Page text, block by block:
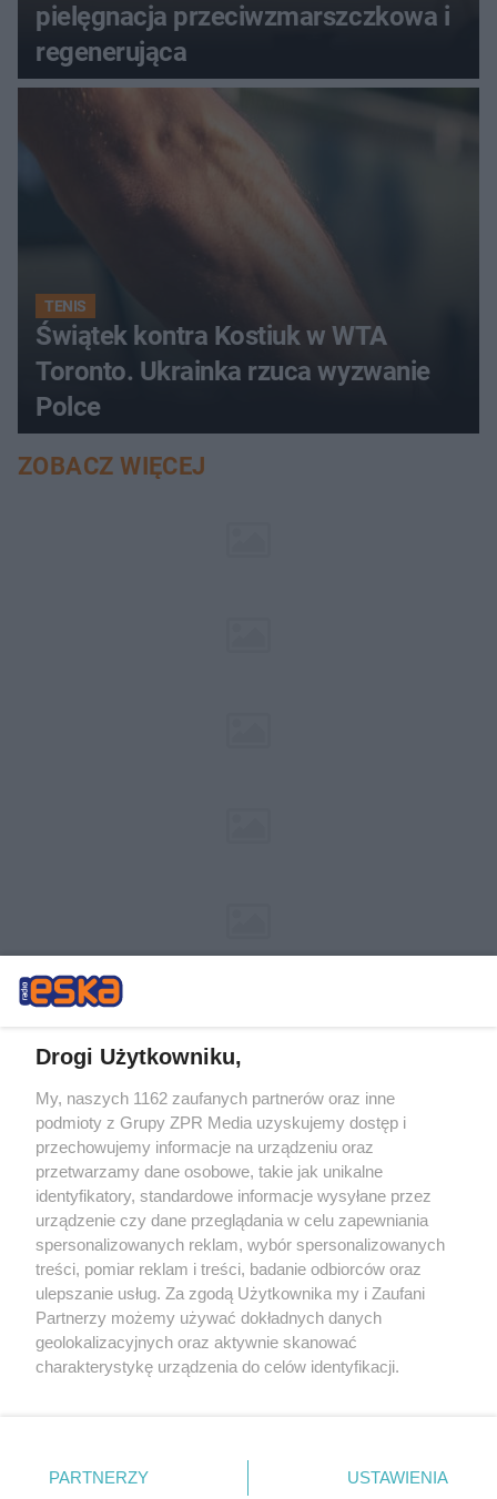
pielęgnacja przeciwzmarszczkowa i
regenerująca
TENIS
Świątek kontra Kostiuk w WTA
Toronto. Ukrainka rzuca wyzwanie
Polce
ZOBACZ WIĘCEJ
Żaden utwór zamieszczony w serwisie nie może być powielany i
rozpowszechniany lub dalej rozpowszechniany w jakikolwiek sposób (w
tym także elektroniczny lub mechaniczny) na jakimkolwiek polu
eksploatacji w jakiejkolwiek formie, włącznie z umieszczaniem w
Internecie bez pisemnej zgody właściciela praw. Jakiekolwiek użycie lub
wykorzystanie utworów w całości lub w części z naruszeniem prawa,
tzn. bez właściwej zgody, jest zabronione pod groźbą kary i może być
ścigane prawnie.
Drogi Użytkowniku,
My, naszych 1162 zaufanych partnerów oraz inne
podmioty z Grupy ZPR Media uzyskujemy dostęp i
przechowujemy informacje na urządzeniu oraz
przetwarzamy dane osobowe, takie jak unikalne
identyfikatory, standardowe informacje wysyłane przez
urządzenie czy dane przeglądania w celu zapewniania
spersonalizowanych reklam, wybór spersonalizowanych
treści, pomiar reklam i treści, badanie odbiorców oraz
ulepszanie usług. Za zgodą Użytkownika my i Zaufani
Partnerzy możemy używać dokładnych danych
geolokalizacyjnych oraz aktywnie skanować
charakterystykę urządzenia do celów identyfikacji.
zmienić/wycofać klikając przycisk ustawień prywatności
znajdujący się w lewym dolnym rogu strony
PARTNERZY USTAWIENIA